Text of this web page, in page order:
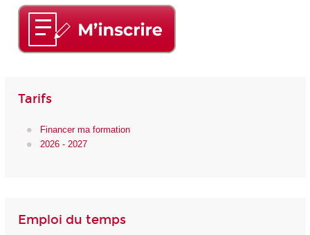
Tarifs
Financer ma formation
2026 - 2027
Emploi du temps